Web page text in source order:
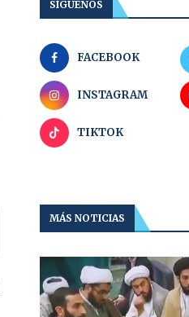
SÍGUENOS
FACEBOOK
INSTAGRAM
TIKTOK
MÁS NOTICIAS